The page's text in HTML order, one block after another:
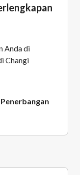
Anda di
Changi